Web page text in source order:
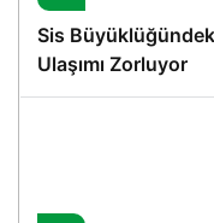
Sis
Ulaşımı Zorluyor